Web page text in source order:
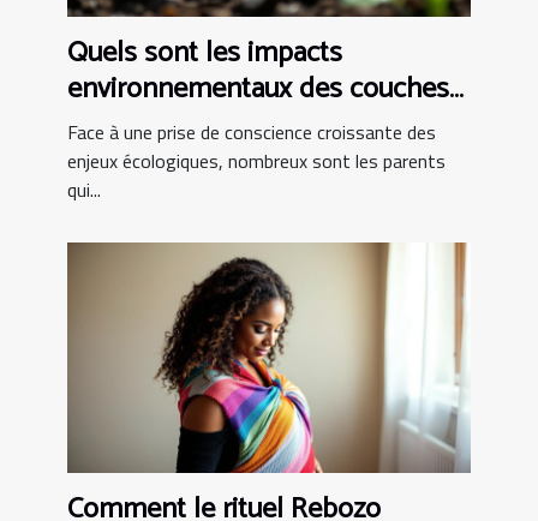
Quels sont les impacts
environnementaux des couches
bio ?
Face à une prise de conscience croissante des
enjeux écologiques, nombreux sont les parents
qui...
Comment le rituel Rebozo